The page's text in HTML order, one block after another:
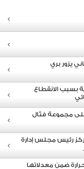
يزور بري
بسبب الانقطاع
رئيس مجلس إدارة
ضمن معدلاتها